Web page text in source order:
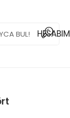
HESABIM